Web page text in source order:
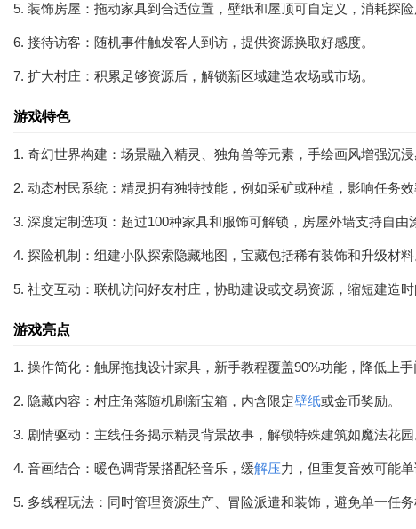
5. 装饰房屋：拖动家具到合适位置，壁纸和屋顶可自定义，消耗探险
6. 接待访客：随机事件触发客人到访，提供资源换取好感度。
7. 扩大村庄：积累足够资源后，解锁新区域建造农场或市场。
游戏特色
1. 奇幻世界构建：场景融入精灵、独角兽等元素，手绘画风增强沉浸
2. 动态村民系统：精灵拥有独特技能，例如采矿或种植，影响任务效
3. 深度定制选项：超过100种家具和服饰可解锁，房屋外墙支持自由
4. 探险机制：组建小队探索隐藏地图，宝藏包括稀有装饰和升级材料
5. 社交互动：联机访问好友村庄，协助建设或交易资源，缩短建造时
游戏亮点
1. 操作简化：触屏拖拽设计家具，新手教程覆盖90%功能，降低上手
2. 隐藏内容：村庄角落随机刷新宝箱，内含限定壁纸或金币奖励。
3. 剧情驱动：主线任务揭示精灵背景故事，解锁特殊建筑如魔法花园
4. 音画结合：暖色调背景搭配轻音乐，缓解压力，但重复音效可能单
5. 多线程玩法：同时管理资源生产、冒险派遣和装饰，避免单一任务